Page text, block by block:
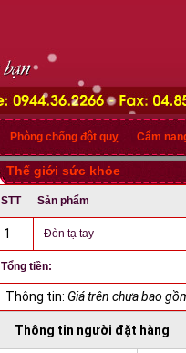
Phòng chống đột quỵ Cẩm
Thế giới sức khỏe
STT Sản phẩm
1 Đòn tạ tay
Tổng tiền:
Thông tin: Giá trên chưa bao
Thông tin người đặt hàng